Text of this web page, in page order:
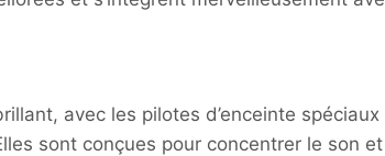
avec les pilotes d’enceinte
sont conçues pour concentrer le son